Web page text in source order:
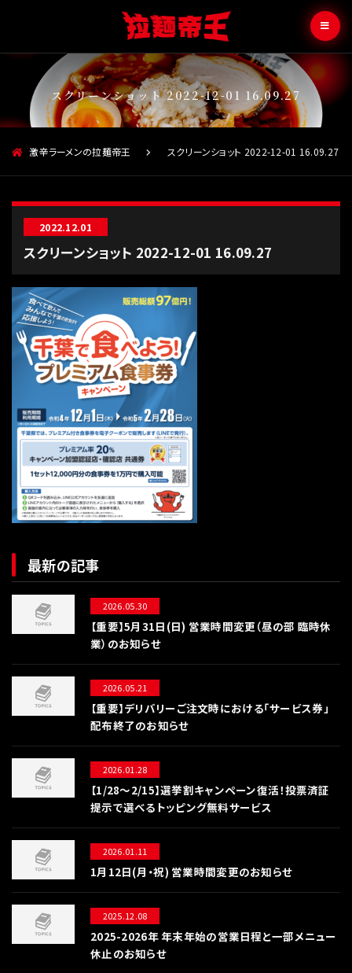
スクリーンショット 2022-12-01 16.09.27
激辛ラーメンの拉麺帝王 スクリーンショット 2022-12-01 16.09.27
2022.12.01
スクリーンショット 2022-12-01 16.09.27
最新の記事
2026.05.30
【重要】5月31日(日) 営業時間変更（昼の部 臨時休
業）のお知らせ
2026.05.21
【重要】デリバリーご注文時における「サービス券」
配布終了のお知らせ
2026.01.28
【1/28〜2/15】選挙割キャンペーン復活！投票済証
提示で選べるトッピング無料サービス
2026.01.11
1月12日(月・祝) 営業時間変更のお知らせ
2025.12.08
2025-2026年 年末年始の営業日程と一部メニュー
休止のお知らせ